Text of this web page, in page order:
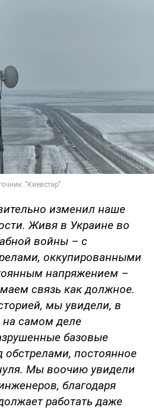
изменил наше
Живя в Украине во
войны – с
оккупированными
напряжением –
связь как должное.
мы увидели, в
на самом деле
базовые
обстрелами, постоянное
Мы воочию увидели
благодаря
работать даже